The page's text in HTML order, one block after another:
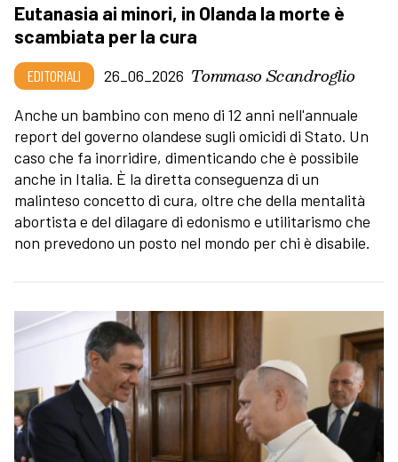
Eutanasia ai minori, in Olanda la morte è
scambiata per la cura
EDITORIALI 26_06_2026 Tommaso Scandroglio
Anche un bambino con meno di 12 anni nell'annuale
report del governo olandese sugli omicidi di Stato. Un
caso che fa inorridire, dimenticando che è possibile
anche in Italia. È la diretta conseguenza di un
malinteso concetto di cura, oltre che della mentalità
abortista e del dilagare di edonismo e utilitarismo che
non prevedono un posto nel mondo per chi è disabile.